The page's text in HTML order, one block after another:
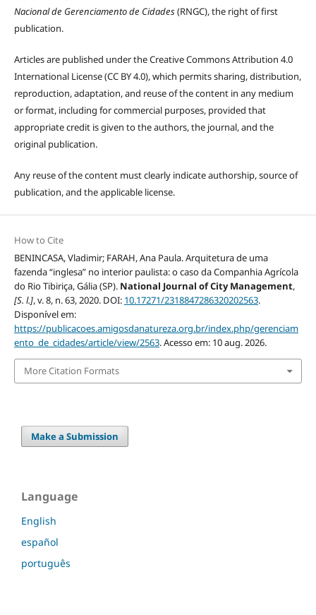
Nacional de Gerenciamento de Cidades(RNGC), the right of first
publication.
Articles are published under the Creative Commons Attribution 4.0
International License (CC BY 4.0), which permits sharing, distribution,
reproduction, adaptation, and reuse of the content in any medium
or format, including for commercial purposes, provided that
appropriate credit is given to the authors, the journal, and the
original publication.
Any reuse of the content must clearly indicate authorship, source of
publication, and the applicable license.
How to Cite
BENINCASA, Vladimir; FARAH, Ana Paula. Arquitetura de uma
fazenda “inglesa” no interior paulista: o caso da Companhia Agrícola
do Rio Tibiriça, Gália (SP). National Journal of City Management,
[S. l.], v. 8, n. 63, 2020. DOI: 10.17271/2318847286320202563.
Disponível em:
https://publicacoes.amigosdanatureza.org.br/index.php/gerenciam
ento_de_cidades/article/view/2563. Acesso em: 10 aug. 2026.
More Citation Formats
Make a Submission
Language
English
español
português